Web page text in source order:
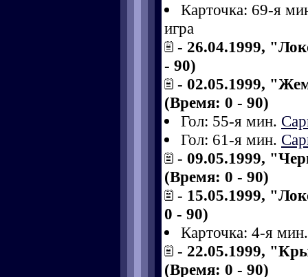
Карточка: 69-я
игра
- 26.04.1999,
- 90)
- 02.05.1999,
(Время: 0 - 90)
Гол: 55-я мин.
Гол: 61-я мин.
- 09.05.1999,
(Время: 0 - 90)
- 15.05.1999,
0 - 90)
Карточка: 4-я
- 22.05.1999,
(Время: 0 - 90)